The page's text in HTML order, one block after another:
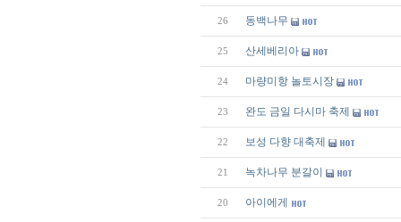
26 동백나무
25 산세베리아
24 마량미항 놀토시장
23 완도 금일 다시마 축제
22 보성 다향 대축제
21 녹차나무 분갈이
20 아이에게